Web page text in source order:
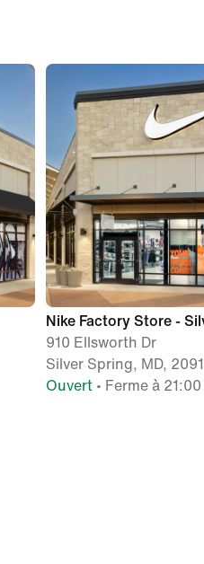
Nike Factory Store -
910 Ellsworth Dr
Silver Spring, MD,
Ouvert • Ferme à 21:00